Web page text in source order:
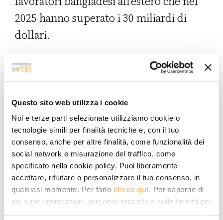
Questo sito web utilizza i cookie
Noi e terze parti selezionate utilizziamo cookie o
tecnologie simili per finalità tecniche e, con il tuo
consenso, anche per altre finalità, come funzionalità dei
social network e misurazione del traffico, come
specificato nella cookie policy. Puoi liberamente
accettare, rifiutare o personalizzare il tuo consenso, in
qualsiasi momento. Per farlo clicca qui. Per saperne di
più sulle informazioni personali raccolte e sulle finalità per
2025 hanno superato i 30 miliardi di
dollari.
A complicare il quadro economico vi è
l’imminente perdita, nel novembre
allo status di “Paese meno sviluppato”,
un passaggio formale deciso dalle
Nazioni Unite dopo che il Bangladesh ha
soddisfatto una serie di indici relativi al
reddito, allo sviluppo umano e alla
resilienza economica. Lo status
garantisce al Paese l’accesso senza dazi e